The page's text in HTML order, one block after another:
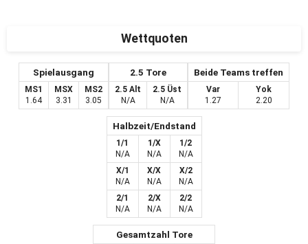
Wettquoten
Spielausgang
MS1
1.64
MSX
3.31
MS2
3.05
2.5 Tore
2.5 Alt
N/A
2.5 Üst
N/A
Beide Teams treffen
Var
1.27
Yok
2.20
Halbzeit/Endstand
1/1
N/A
1/X
N/A
1/2
N/A
X/1
N/A
X/X
N/A
X/2
N/A
2/1
N/A
2/X
N/A
2/2
N/A
Gesamtzahl Tore